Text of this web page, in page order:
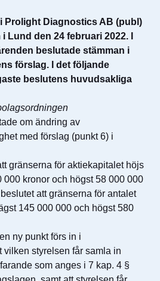
Prolight Diagnostics AB (publ)
Lund den 24 februari 2022. I
beslutade stämman i
förslag. I det följande
beslutens huvudsakliga
om ändring av
med förslag (punkt 6) i
gränserna för aktiekapitalet höjs
000 kronor och högst 58 000 000
att gränserna för antalet
145 000 000 och högst 580
ny punkt förs in i
vilken styrelsen får samla in
som anges i 7 kap. 4 §